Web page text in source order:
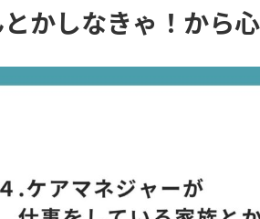
かしなきゃ！から